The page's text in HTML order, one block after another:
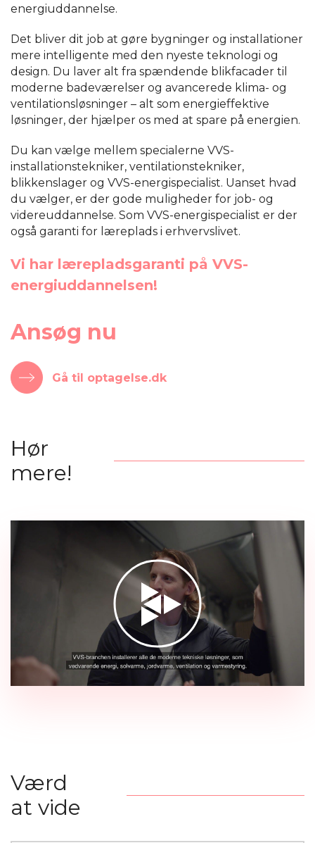
energiuddannelse.
Det bliver dit job at gøre bygninger og installationer
mere intelligente med den nyeste teknologi og
design. Du laver alt fra spændende blikfacader til
moderne badeværelser og avancerede klima- og
ventilationsløsninger – alt som energieffektive
løsninger, der hjælper os med at spare på energien.
Du kan vælge mellem specialerne VVS-
installationstekniker, ventilationstekniker,
blikkenslager og VVS-energispecialist. Uanset hvad
du vælger, er der gode muligheder for job- og
videreuddannelse. Som VVS-energispecialist er der
også garanti for læreplads i erhvervslivet.
Vi har lærepladsgaranti på VVS-
energiuddannelsen!
Ansøg nu
Gå til optagelse.dk
Hør
mere!
Værd
at vide